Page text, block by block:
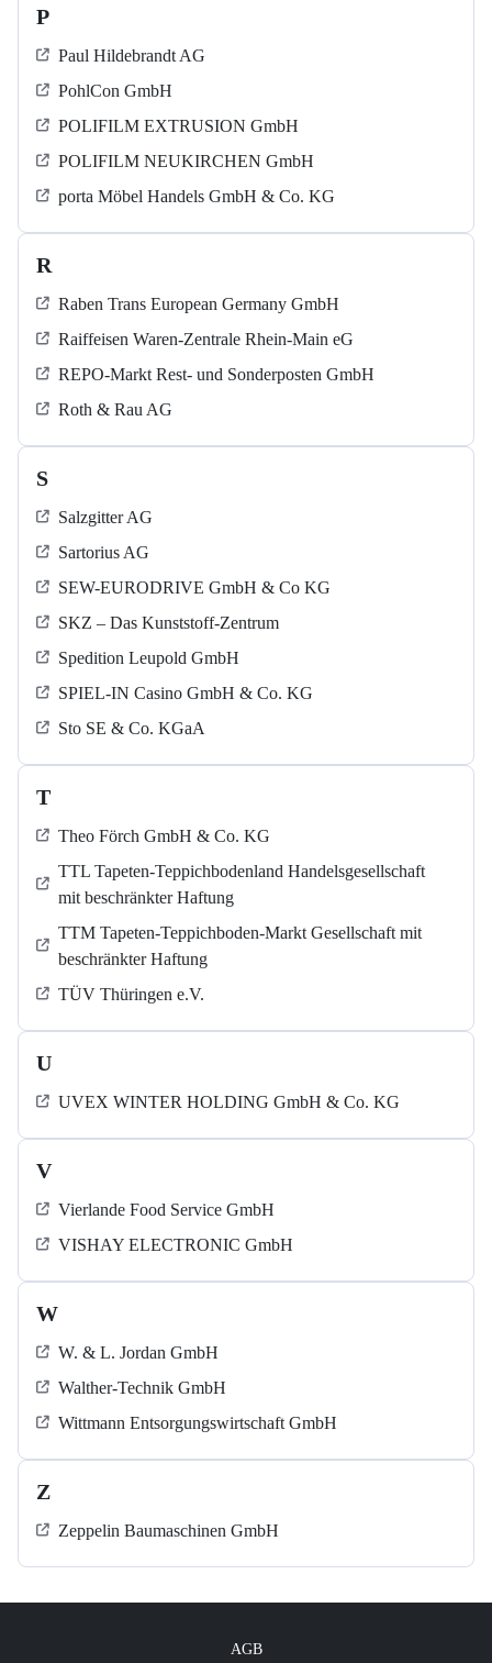
P
Paul Hildebrandt AG
PohlCon GmbH
POLIFILM EXTRUSION GmbH
POLIFILM NEUKIRCHEN GmbH
porta Möbel Handels GmbH & Co. KG
R
Raben Trans European Germany GmbH
Raiffeisen Waren-Zentrale Rhein-Main eG
REPO-Markt Rest- und Sonderposten GmbH
Roth & Rau AG
S
Salzgitter AG
Sartorius AG
SEW-EURODRIVE GmbH & Co KG
SKZ – Das Kunststoff-Zentrum
Spedition Leupold GmbH
SPIEL-IN Casino GmbH & Co. KG
Sto SE & Co. KGaA
T
Theo Förch GmbH & Co. KG
TTL Tapeten-Teppichbodenland Handelsgesellschaft
mit beschränkter Haftung
TTM Tapeten-Teppichboden-Markt Gesellschaft mit
beschränkter Haftung
TÜV Thüringen e.V.
U
UVEX WINTER HOLDING GmbH & Co. KG
V
Vierlande Food Service GmbH
VISHAY ELECTRONIC GmbH
W
W. & L. Jordan GmbH
Walther-Technik GmbH
Wittmann Entsorgungswirtschaft GmbH
Z
Zeppelin Baumaschinen GmbH
AGB